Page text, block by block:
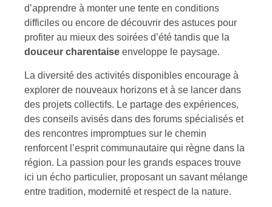
d’apprendre à monter une tente en conditions
difficiles ou encore de découvrir des astuces pour
profiter au mieux des soirées d’été tandis que la
douceur charentaise enveloppe le paysage.
La diversité des activités disponibles encourage à
explorer de nouveaux horizons et à se lancer dans
des projets collectifs. Le partage des expériences,
des conseils avisés dans des forums spécialisés et
des rencontres impromptues sur le chemin
renforcent l’esprit communautaire qui règne dans la
région. La passion pour les grands espaces trouve
ici un écho particulier, proposant un savant mélange
entre tradition, modernité et respect de la nature.